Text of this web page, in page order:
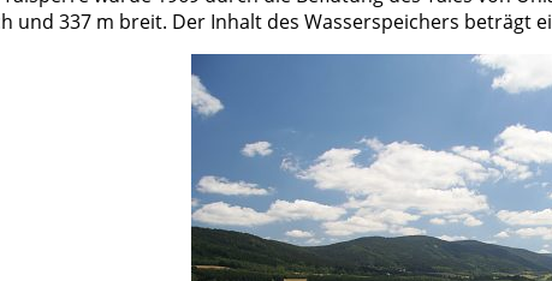
und 337 m breit. Der Inhalt des Wasserspeichers beträgt